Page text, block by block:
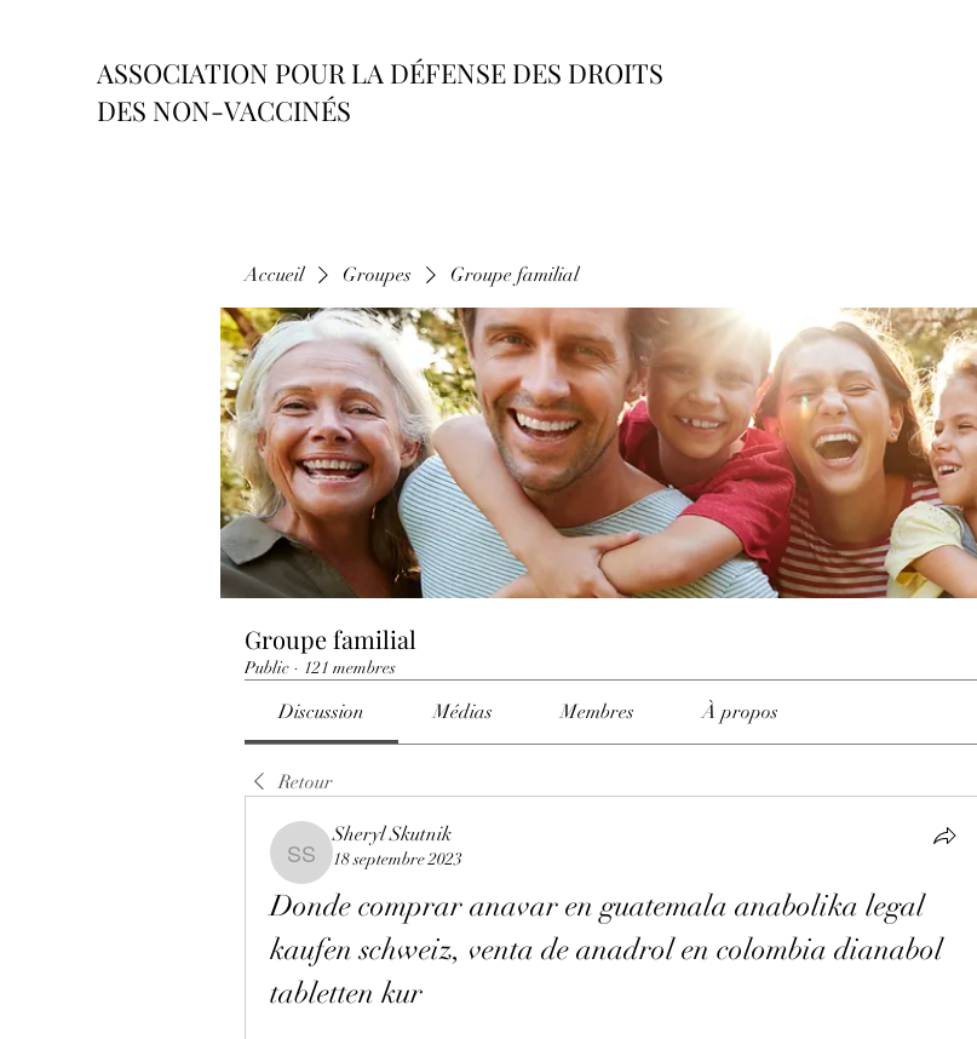
ASSOCIATION POUR LA DÉFENSE DES DROITS
DES NON-VACCINÉS
Accueil Groupes Groupe familial
Groupe familial
Public · 121 membres
Discussion Médias Membres À propos
Retour
Sheryl Skutnik
Sheryl Skutnik
18 septembre 2023
Donde comprar anavar en guatemala anabolika legal
kaufen schweiz, venta de anadrol en colombia dianabol
tabletten kur